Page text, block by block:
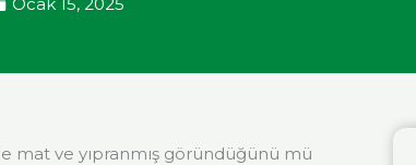
mat ve yıpranmış göründüğünü mü